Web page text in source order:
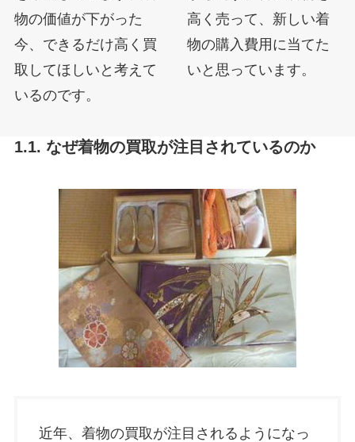
物の価値が下がった
今、できるだけ高く買
取してほしいと考えて
いるのです。
高く売って、新しい着
物の購入費用に当てた
いと思っています。
1.1. なぜ着物の買取が注目されているのか
近年、着物の買取が注目されるようになっ